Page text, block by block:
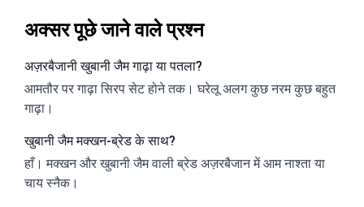
अक्सर पूछे जाने वाले प्रश्न
अज़रबैजानी खुबानी जैम गाढ़ा या पतला?
आमतौर पर गाढ़ा सिरप सेट होने तक। घरेलू अलग कुछ नरम कुछ बहुत
गाढ़ा।
खुबानी जैम मक्खन-ब्रेड के साथ?
हाँ। मक्खन और खुबानी जैम वाली ब्रेड अज़रबैजान में आम नाश्ता या
चाय स्नैक।